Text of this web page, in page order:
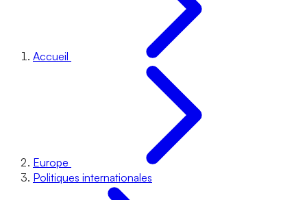
Accueil
Europe
Politiques internationales